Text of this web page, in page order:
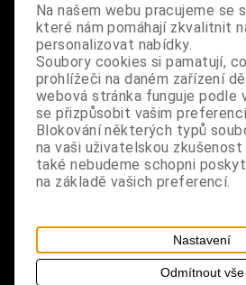
Dodání dny:skladem
ks
Koupit
Tabulky velikostí: zde
Výrobce:import DE
Katalogové číslo: DOQDKRABPUS0917
Záruka (měsíců):24
Dotaz na výrobek
Tisk
design: kravata s krajkou,
růžičkami, zapínání na řetízek s
Na našem webu pracujeme se
které nám pomáhají zkvalitnit
personalizovat nabídky.
Soubory cookies si pamatují,
prohlížeči na daném zařízení
webová stránka funguje podle
se přizpůsobit vašim
Blokování některých typů
na vaši uživatelskou zkušenost
také nebudeme schopni
na základě vašich preferencí.
Nastavení
Odmítnout vše